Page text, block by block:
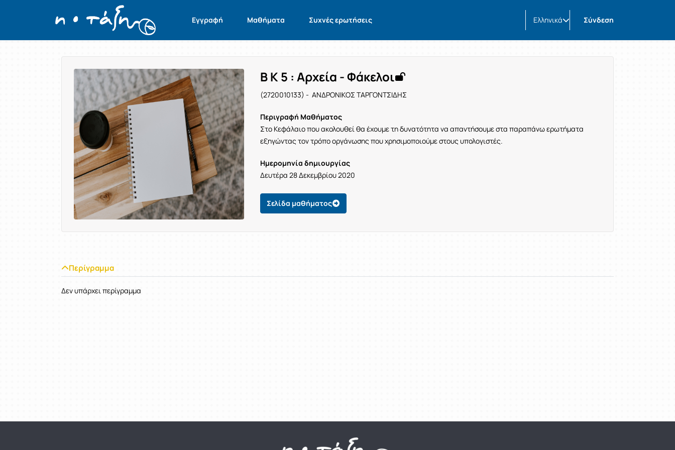
Εγγραφή Μαθήματα Συχνές ερωτήσεις Ελληνικά Σύνδεση
Παρουσίαση/Προβολή
Β Κ 5 : Αρχεία - Φάκελοι
(2720010133) - ΑΝΔΡΟΝΙΚΟΣ ΤΑΡΓΟΝΤΣΙΔΗΣ
Περιγραφή Μαθήματος
Στο Κεφάλαιο που ακολουθεί θα έχουμε τη δυνατότητα να απαντήσουμε στα παραπάνω ερωτήματα
εξηγώντας τον τρόπο οργάνωσης που χρησιμοποιούμε στους υπολογιστές.
Ημερομηνία δημιουργίας
Δευτέρα 28 Δεκεμβρίου 2020
Σελίδα μαθήματος
Περίγραμμα
Δεν υπάρχει περίγραμμα